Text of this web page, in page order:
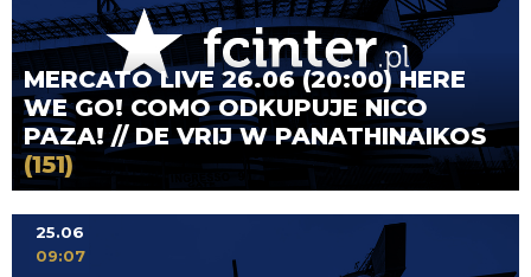
MERCATO LIVE 26.06 (20:00) HERE
WE GO! COMO ODKUPUJE NICO
PAZA! // DE VRIJ W PANATHINAIKOS
(151)
25.06
09:07